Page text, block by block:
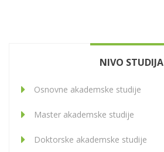
NIVO STUDIJA
Osnovne akademske studije
Master akademske studije
Doktorske akademske studije